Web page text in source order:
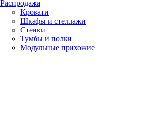
Распродажа
Кровати
Шкафы и стеллажи
Стенки
Тумбы и полки
Модульные прихожие